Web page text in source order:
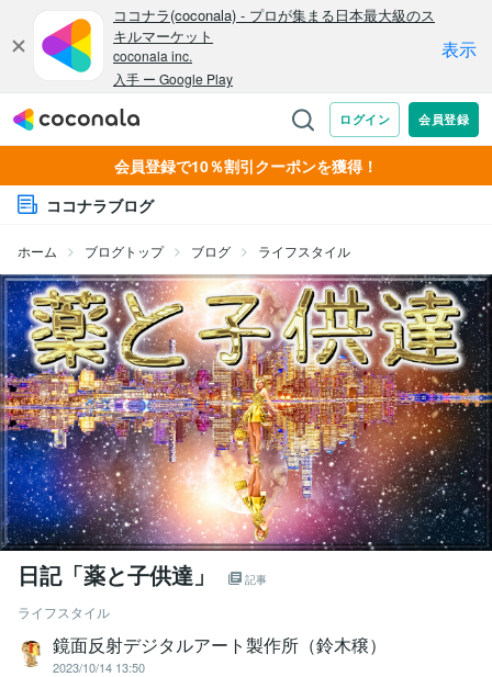
会員登録で10％割引クーポンを獲得！
ココナラブログ
ホーム ブログトップ ブログ ライフスタイル
日記「薬と子供達」 記事
ライフスタイル
鏡面反射デジタルアート製作所（鈴木穣）
2023/10/14 13:50